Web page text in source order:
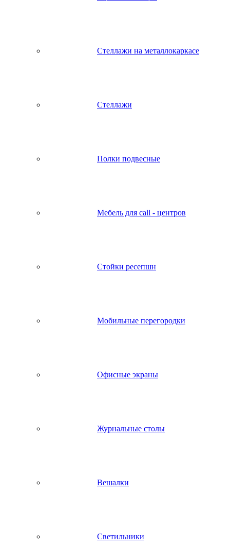
Стеллажи на металлокаркасе
Стеллажи
Полки подвесные
Мебель для call - центров
Стойки ресепшн
Мобильные перегородки
Офисные экраны
Журнальные столы
Вешалки
Светильники